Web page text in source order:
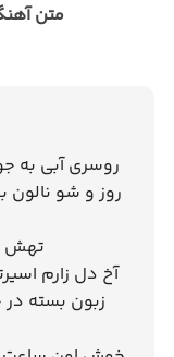
متن
روسری آبی
روز و شو
تهش
آخ دل زارم
زبون بسته